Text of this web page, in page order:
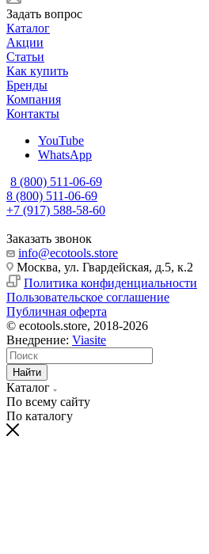
Задать вопрос
Каталог
Акции
Статьи
Как купить
Бренды
Компания
Контакты
YouTube
WhatsApp
8 (800) 511-06-69
8 (800) 511-06-69
+7 (917) 588-58-60
Заказать звонок
info@ecotools.store
Москва, ул. Гвардейская, д.5, к.2
Политика конфиденциальности
Пользовательское соглашение
Публичная оферта
© ecotools.store, 2018-2026
Внедрение: Viasite
Найти
Каталог
По всему сайту
По каталогу